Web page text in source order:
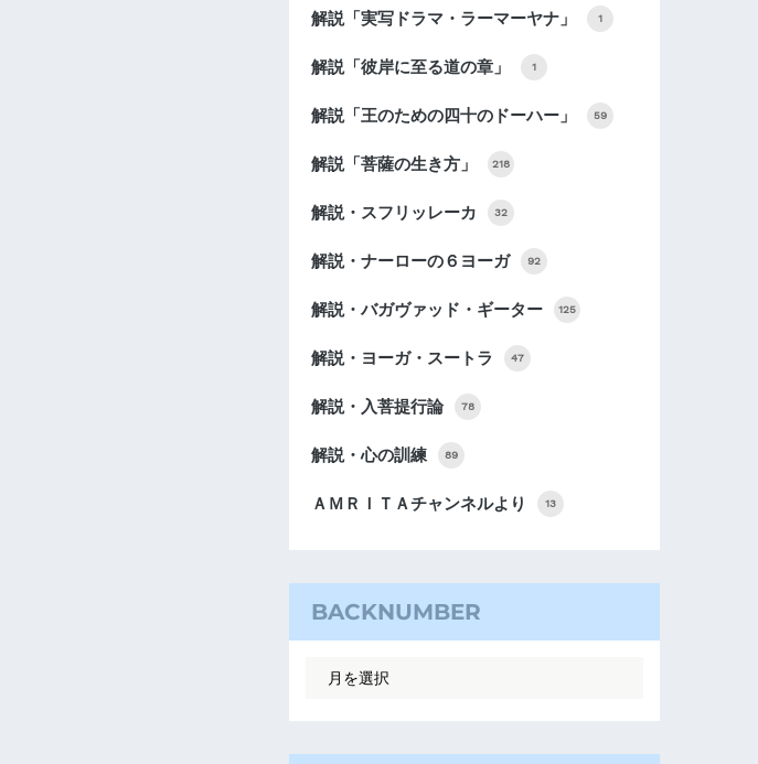
解説「実写ドラマ・ラーマーヤナ」 1
解説「彼岸に至る道の章」 1
解説「王のための四十のドーハー」 59
解説「菩薩の生き方」 218
解説・スフリッレーカ 32
解説・ナーローの６ヨーガ 92
解説・バガヴァッド・ギーター 125
解説・ヨーガ・スートラ 47
解説・入菩提行論 78
解説・心の訓練 89
ＡＭＲＩＴＡチャンネルより 13
BACKNUMBER